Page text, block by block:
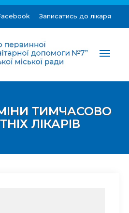
Записатись до лікаря
санітарної допомоги №7"
ТИМЧАСОВО
ЛІКАРІВ